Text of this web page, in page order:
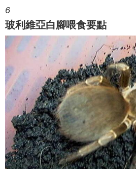
6
玻利維亞白腳喂食要點